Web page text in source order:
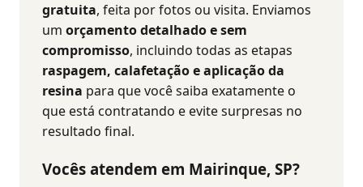
gratuita, feita por fotos ou visita. Enviamos
um orçamento detalhado e sem
compromisso, incluindo todas as etapas
raspagem, calafetação e aplicação da
resina para que você saiba exatamente o
que está contratando e evite surpresas no
resultado final.
Vocês atendem em Mairinque, SP?